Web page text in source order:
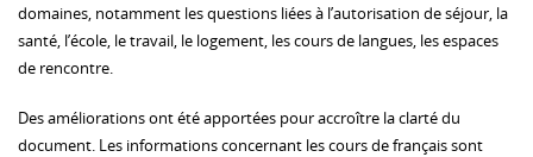
domaines, notamment les questions liées à l’autorisation de séjour, la
santé, l’école, le travail, le logement, les cours de langues, les espaces
de rencontre.
Des améliorations ont été apportées pour accroître la clarté du
document. Les informations concernant les cours de français sont